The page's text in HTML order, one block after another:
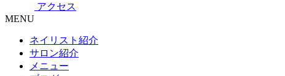
アクセス
MENU
ネイリスト紹介
サロン紹介
メニュー